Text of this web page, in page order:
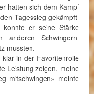
hatten sich dem Kampf
Tagessieg gekämpft.
er seine Stärke
anderen Schwingern,
mussten.
in der Favoritenrolle
Leistung zeigen, meine
mitschwingen» meinte